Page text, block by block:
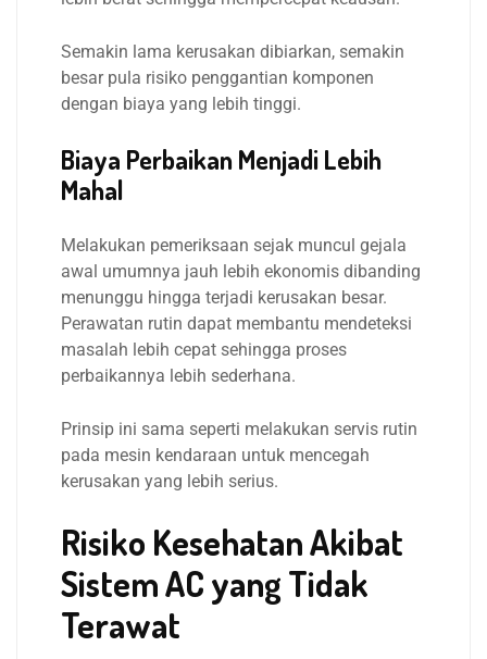
Semakin lama kerusakan dibiarkan, semakin
besar pula risiko penggantian komponen
dengan biaya yang lebih tinggi.
Biaya Perbaikan Menjadi Lebih
Mahal
Melakukan pemeriksaan sejak muncul gejala
awal umumnya jauh lebih ekonomis dibanding
menunggu hingga terjadi kerusakan besar.
Perawatan rutin dapat membantu mendeteksi
masalah lebih cepat sehingga proses
perbaikannya lebih sederhana.
Prinsip ini sama seperti melakukan servis rutin
pada mesin kendaraan untuk mencegah
kerusakan yang lebih serius.
Risiko Kesehatan Akibat
Sistem AC yang Tidak
Terawat